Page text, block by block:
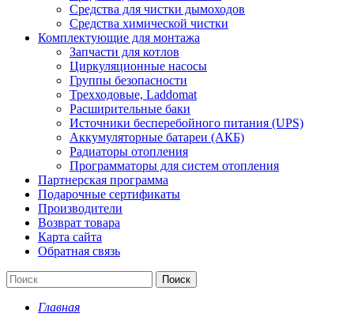
Средства для чистки дымоходов
Средства химической чистки
Комплектующие для монтажа
Запчасти для котлов
Циркуляционные насосы
Группы безопасности
Трехходовые, Laddomat
Расширительные баки
Источники бесперебойного питания (UPS)
Аккумуляторные батареи (АКБ)
Радиаторы отопления
Программаторы для систем отопления
Партнерская программа
Подарочные сертификаты
Производители
Возврат товара
Карта сайта
Обратная связь
Поиск
Главная